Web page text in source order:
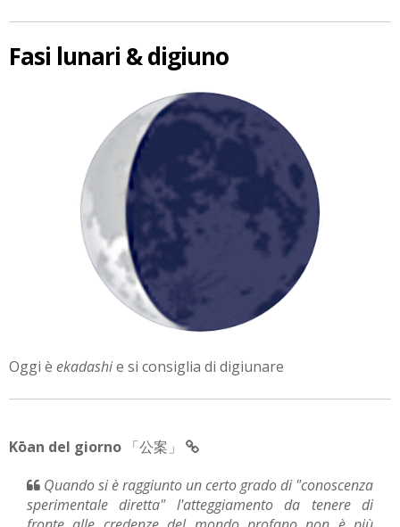
Fasi lunari & digiuno
Oggi è ekadashie si consiglia di digiunare
Kōan del giorno 「公案」
Quando si è raggiunto un certo grado di "conoscenza
sperimentale diretta" l'atteggiamento da tenere di